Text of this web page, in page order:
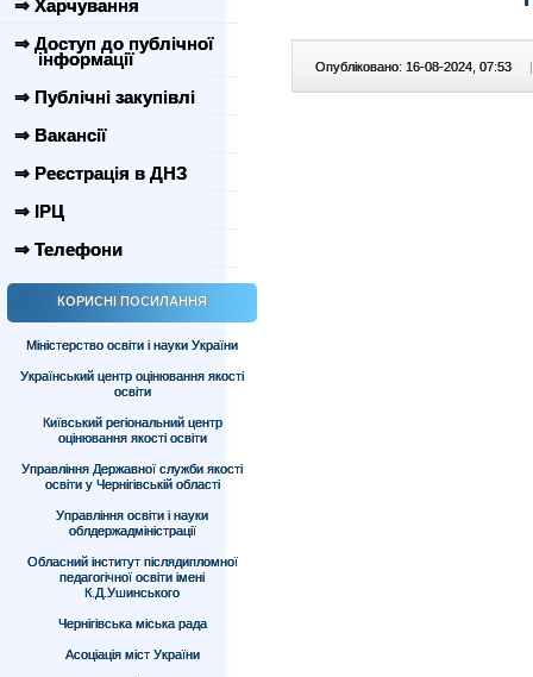
⇒ Харчування
⇒ Доступ до публічної
інформації
⇒ Публічні закупівлі
⇒ Вакансії
⇒ Реєстрація в ДНЗ
⇒ ІРЦ
⇒ Телефони
КОРИСНІ ПОСИЛАННЯ
Міністерство освіти і науки України
Український центр оцінювання якості
освіти
Київський регіональний центр
оцінювання якості освіти
Управління Державної служби якості
освіти у Чернігівській області
Управління освіти і науки
облдержадміністрації
Обласний інститут післядипломної
педагогічної освіти імені
К.Д.Ушинського
Чернігівська міська рада
Асоціація міст України
Опубліковано: 16-08-2024, 07:53 |